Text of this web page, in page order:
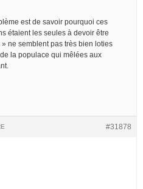
est de savoir pourquoi ces
étaient les seules à devoir être
ne semblent pas très bien loties
la populace qui mêlées aux
#31878